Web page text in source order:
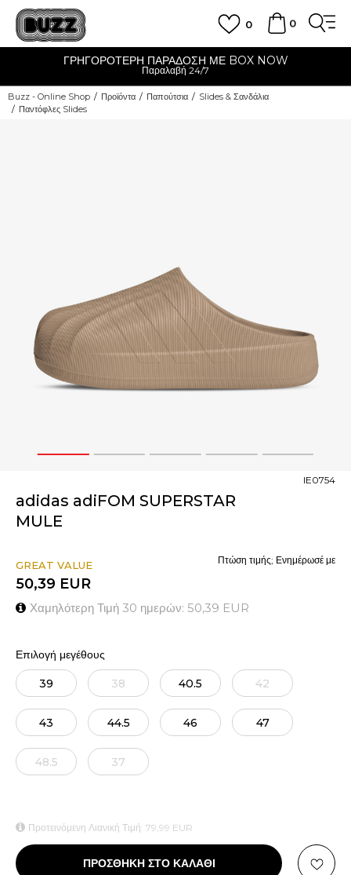
0
0
ΓΡΗΓΟΡΟΤΕΡΗ ΠΑΡΑΔΟΣΗ ΜΕ BOX NOW
Παραλαβή 24/7
Buzz - Online Shop Προϊόντα Παπούτσια
Slides & Σανδάλια
Παντόφλες Slides
1 2 3 4 5
adidas adiFOM SUPERSTAR
MULE
IE0754
GREAT VALUE
50,39 EUR
Χαμηλότερη Τιμή 30 ημερών: 50,39 EUR
Πτώση τιμής; Ενημέρωσέ με
Επιλογή μεγέθους
39 38 40.5 42
43 44.5 46 47
48.5 37
Προτεινόμενη Λιανική Τιμή: 79,99 EUR
ΠΡΟΣΘΗΚΗ ΣΤΟ ΚΑΛΑΘΙ